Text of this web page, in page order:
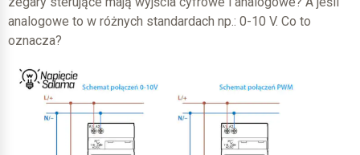
analogowe to w różnych standardach np.: 0-10 V. Co to
oznacza?